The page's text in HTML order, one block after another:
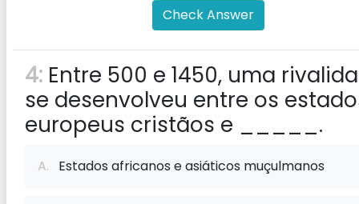
Check Answer
4: Entre 500 e 1450, uma
se desenvolveu entre os
europeus cristãos e _____.
A. Estados africanos e asiáticos muçulmanos